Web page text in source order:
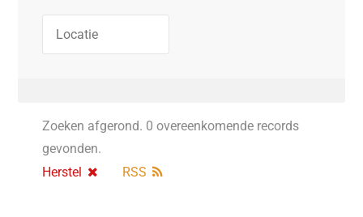
Zoeken afgerond. 0 overeenkomende records
gevonden.
Herstel
RSS